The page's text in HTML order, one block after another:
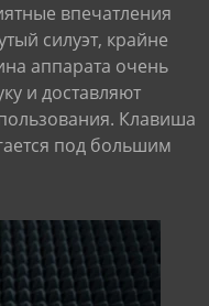
впечатления
силуэт, крайне
аппарата очень
и доставляют
Клавиша
под большим